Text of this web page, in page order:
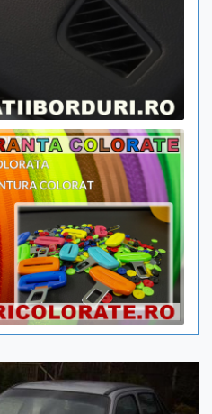
Next